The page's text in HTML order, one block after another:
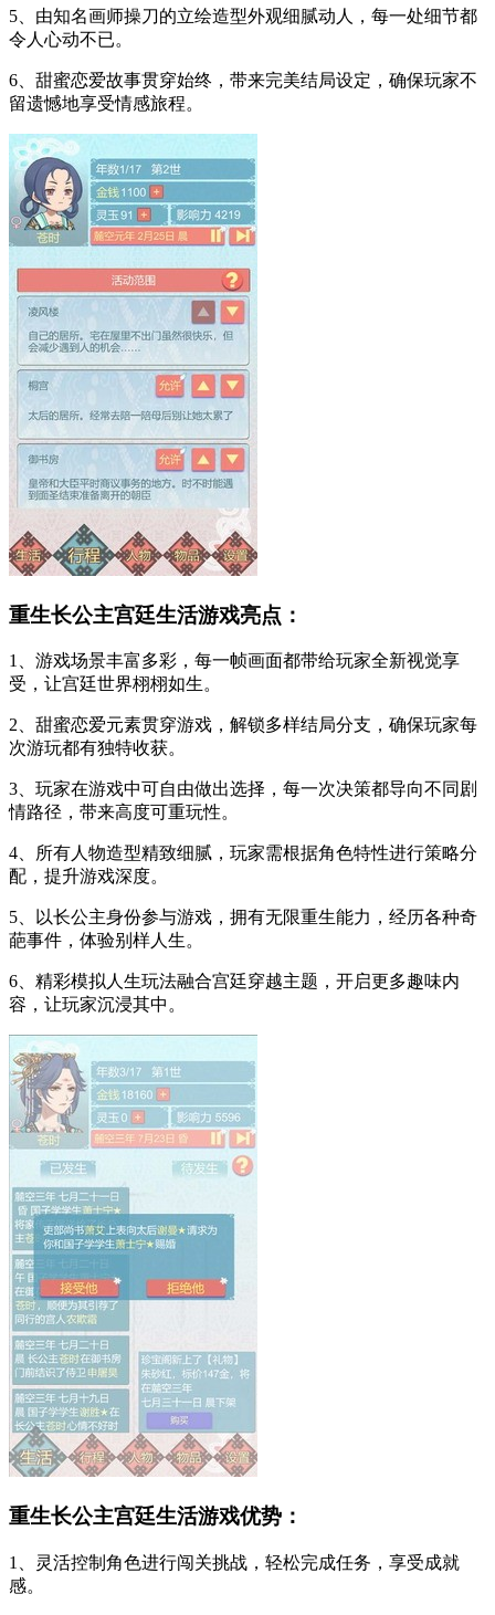
5、由知名画师操刀的立绘造型外观细腻动人，每一处细节都
令人心动不已。
6、甜蜜恋爱故事贯穿始终，带来完美结局设定，确保玩家不
留遗憾地享受情感旅程。
重生长公主宫廷生活游戏亮点：
1、游戏场景丰富多彩，每一帧画面都带给玩家全新视觉享
受，让宫廷世界栩栩如生。
2、甜蜜恋爱元素贯穿游戏，解锁多样结局分支，确保玩家每
次游玩都有独特收获。
3、玩家在游戏中可自由做出选择，每一次决策都导向不同剧
情路径，带来高度可重玩性。
4、所有人物造型精致细腻，玩家需根据角色特性进行策略分
配，提升游戏深度。
5、以长公主身份参与游戏，拥有无限重生能力，经历各种奇
葩事件，体验别样人生。
6、精彩模拟人生玩法融合宫廷穿越主题，开启更多趣味内
容，让玩家沉浸其中。
重生长公主宫廷生活游戏优势：
1、灵活控制角色进行闯关挑战，轻松完成任务，享受成就
感。